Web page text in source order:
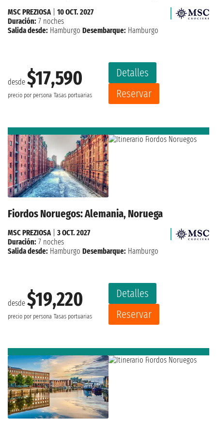
desde $17,590
precio por persona Tasas portuarias
Detalles
Reservar
MSC PREZIOSA
10 OCT. 2027
Duración: 7 noches
Salida desde: Hamburgo Desembarque: Hamburgo
Fiordos Noruegos: Alemania, Noruega
desde $19,220
precio por persona Tasas portuarias
Detalles
Reservar
MSC PREZIOSA| 3 OCT. 2027
Duración: 7 noches
Salida desde: Hamburgo Desembarque: Hamburgo